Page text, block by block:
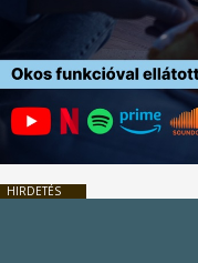
HIRDETÉS